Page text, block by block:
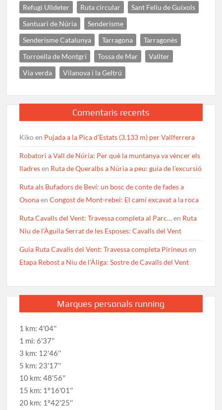
Refugi Ulldeter
Ruta circular
Sant Feliu de Guíxols
Santuari de Núria
Senderisme
Senderisme Catalunya
Tarragona
Tarragonès
Torroella de Montgrí
Tossa de Mar
Vallter
Via verda
Vilanova i la Geltrú
Comentaris recents
Kikoen Pujada a la Pica d’Estats (3.133 m) per Vallferrera
Robatori a Vall de Núria: Per què la muntanya va vèncer els
lladresen Ruta de Queralbs a Núria a peu: guia de l’excursió
Ruta als Bufadors de Beví: un bosc de conte de fades a
OsonaenCongost de Mont-rebei: El camí excavat a la roca
Ruta Cavalls del Vent: Travessa completa al Parc…en Ruta
Niu de l’Àguila Serrat de les Esposes: Cavalls del Vent
Guia Ruta Cavalls del Vent: Travessa completa Pirineusen
Etapa Rebost a Niu de l’Àliga: Sostre de Cavalls del Vent
Marques personals running
1 km: 4'04''
1 mi: 6'37''
3 km: 12'46''
5 km: 23'17''
10 km: 48'56''
15 km: 1º16'01''
20 km: 1º42'25''